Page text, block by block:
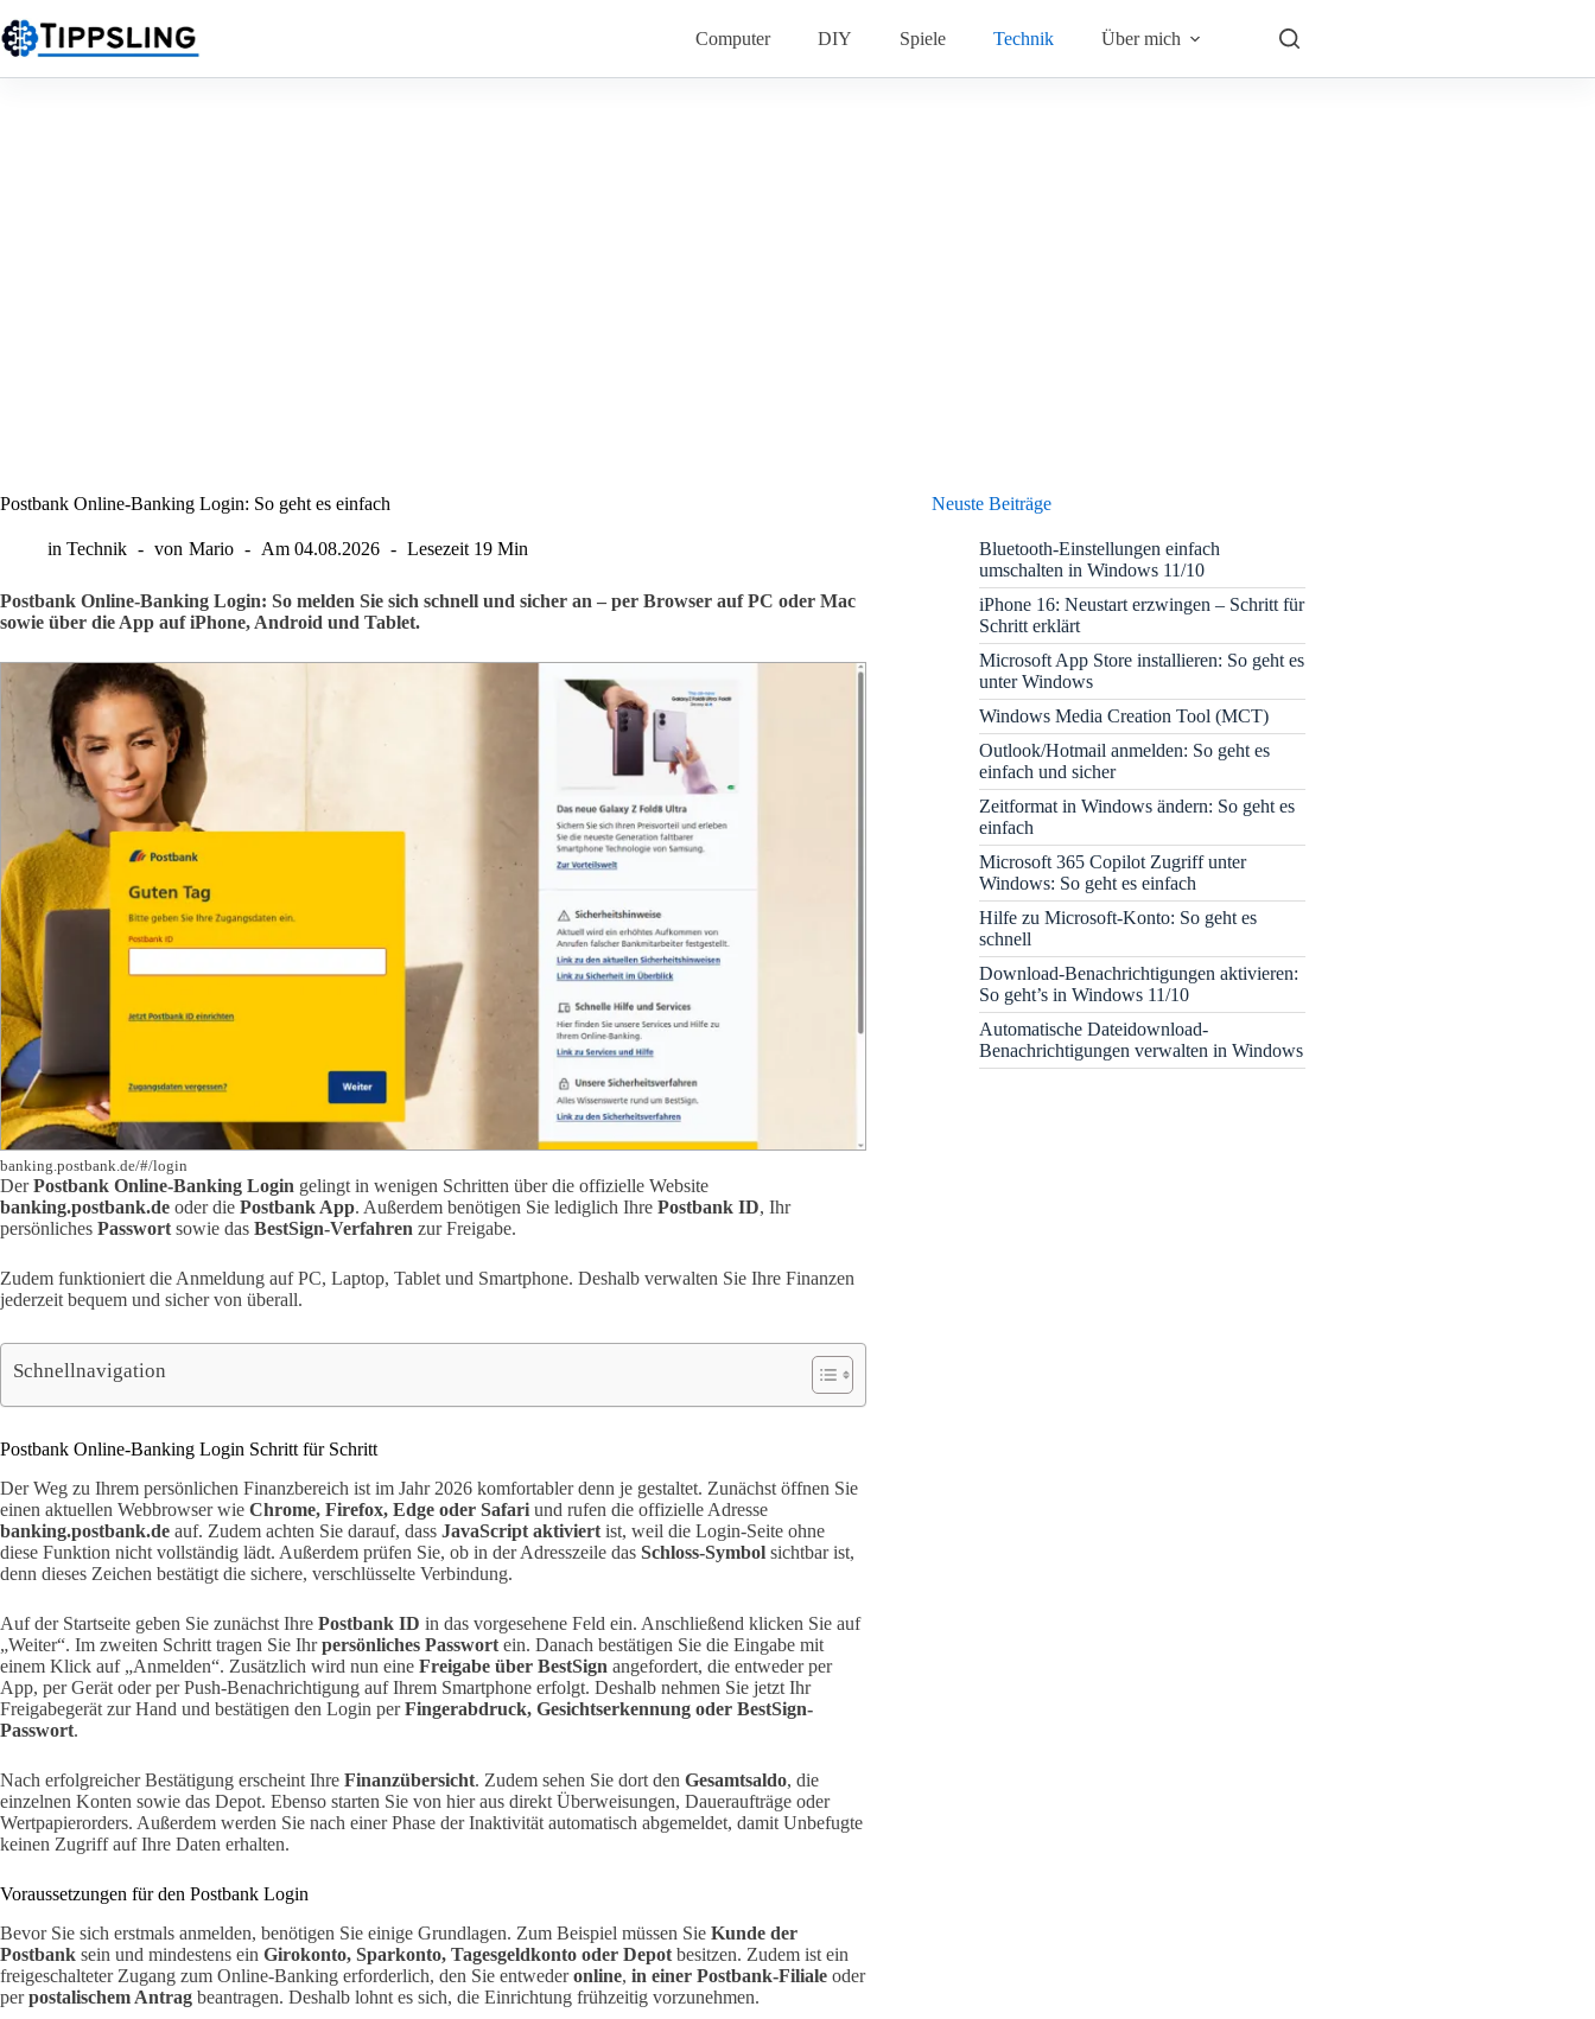
Inhalt
springen
Computer DIY Spiele Technik Über mich
Postbank Online-Banking Login: So geht es einfach
in Technik von Mario Am 04.08.2026 Lesezeit 19 Min
Postbank Online-Banking Login: So melden Sie sich schnell und sicher an – per Browser auf PC oder Mac
sowie über die App auf iPhone, Android und Tablet.
banking.postbank.de/#/login
DerPostbank Online-Banking Login gelingt in wenigen Schritten über die offizielle Website
banking.postbank.de oder die Postbank App. Außerdem benötigen Sie lediglich Ihre Postbank ID, Ihr
persönliches Passwort sowie das BestSign-Verfahren zur Freigabe.
Zudem funktioniert die Anmeldung auf PC, Laptop, Tablet und Smartphone. Deshalb verwalten Sie Ihre Finanzen
jederzeit bequem und sicher von überall.
Schnellnavigation
Postbank Online-Banking Login Schritt für Schritt
Der Weg zu Ihrem persönlichen Finanzbereich ist im Jahr 2026 komfortabler denn je gestaltet. Zunächst öffnen Sie
einen aktuellen Webbrowser wie Chrome, Firefox, Edge oder Safari und rufen die offizielle Adresse
banking.postbank.de auf. Zudem achten Sie darauf, dass JavaScript aktiviert ist, weil die Login-Seite ohne
diese Funktion nicht vollständig lädt. Außerdem prüfen Sie, ob in der Adresszeile das Schloss-Symbol sichtbar ist,
denn dieses Zeichen bestätigt die sichere, verschlüsselte Verbindung.
Auf der Startseite geben Sie zunächst Ihre Postbank ID in das vorgesehene Feld ein. Anschließend klicken Sie auf
„Weiter“. Im zweiten Schritt tragen Sie Ihrpersönliches Passwort ein. Danach bestätigen Sie die Eingabe mit
einem Klick auf „Anmelden“. Zusätzlich wird nun eine Freigabe über BestSign angefordert, die entweder per
App, per Gerät oder per Push-Benachrichtigung auf Ihrem Smartphone erfolgt. Deshalb nehmen Sie jetzt Ihr
Freigabegerät zur Hand und bestätigen den Login perFingerabdruck, Gesichtserkennung oder BestSign-
Passwort.
Nach erfolgreicher Bestätigung erscheint Ihre Finanzübersicht. Zudem sehen Sie dort den Gesamtsaldo, die
einzelnen Konten sowie das Depot. Ebenso starten Sie von hier aus direkt Überweisungen, Daueraufträge oder
Wertpapierorders. Außerdem werden Sie nach einer Phase der Inaktivität automatisch abgemeldet, damit Unbefugte
keinen Zugriff auf Ihre Daten erhalten.
Voraussetzungen für den Postbank Login
Bevor Sie sich erstmals anmelden, benötigen Sie einige Grundlagen. Zum Beispiel müssen Sie Kunde der
Postbank sein und mindestens ein Girokonto, Sparkonto, Tagesgeldkonto oder Depot besitzen. Zudem ist ein
freigeschalteter Zugang zum Online-Banking erforderlich, den Sie entwederonline, in einer Postbank-Filiale oder
perpostalischem Antrag beantragen. Deshalb lohnt es sich, die Einrichtung frühzeitig vorzunehmen.
Neuste Beiträge
Bluetooth-Einstellungen einfach
umschalten in Windows 11/10
iPhone 16: Neustart erzwingen – Schritt für
Schritt erklärt
Microsoft App Store installieren: So geht es
unter Windows
Windows Media Creation Tool (MCT)
Outlook/Hotmail anmelden: So geht es
einfach und sicher
Zeitformat in Windows ändern: So geht es
einfach
Microsoft 365 Copilot Zugriff unter
Windows: So geht es einfach
Hilfe zu Microsoft-Konto: So geht es
schnell
Download-Benachrichtigungen aktivieren:
So geht’s in Windows 11/10
Automatische Dateidownload-
Benachrichtigungen verwalten in Windows